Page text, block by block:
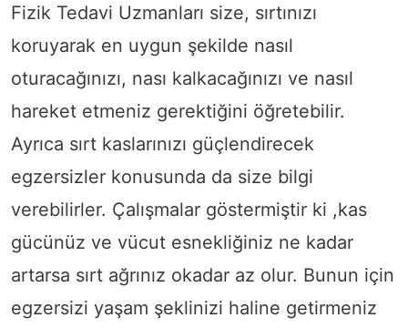
Fizik Tedavi Uzmanları size, sırtınızı
koruyarak en uygun şekilde nasıl
oturacağınızı, nası kalkacağınızı ve nasıl
hareket etmeniz gerektiğini öğretebilir.
Ayrıca sırt kaslarınızı güçlendirecek
egzersizler konusunda da size bilgi
verebilirler. Çalışmalar göstermiştir ki ,kas
gücünüz ve vücut esnekliğiniz ne kadar
artarsa sırt ağrınız okadar az olur. Bunun için
egzersizi yaşam şeklinizi haline getirmeniz